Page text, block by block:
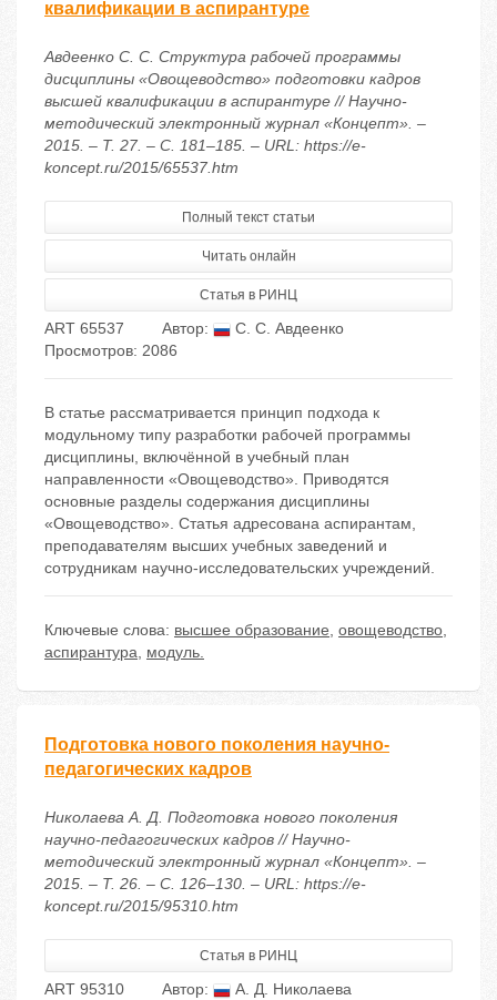
квалификации в аспирантуре
Авдеенко С. С. Структура рабочей программы
дисциплины «Овощеводство» подготовки кадров
высшей квалификации в аспирантуре // Научно-
методический электронный журнал «Концепт». –
2015. – Т. 27. – С. 181–185. – URL: https://e-
koncept.ru/2015/65537.htm
Полный текст статьи
Читать онлайн
Статья в РИНЦ
ART 65537 Автор:
С. С. Авдеенко
Просмотров: 2086
В статье рассматривается принцип подхода к
модульному типу разработки рабочей программы
дисциплины, включённой в учебный план
направленности «Овощеводство». Приводятся
основные разделы содержания дисциплины
«Овощеводство». Статья адресована аспирантам,
преподавателям высших учебных заведений и
сотрудникам научно-исследовательских учреждений.
Ключевые слова: высшее образование, овощеводство,
аспирантура, модуль.
Подготовка нового поколения научно-
педагогических кадров
Николаева А. Д. Подготовка нового поколения
научно-педагогических кадров // Научно-
методический электронный журнал «Концепт». –
2015. – Т. 26. – С. 126–130. – URL: https://e-
koncept.ru/2015/95310.htm
Статья в РИНЦ
ART 95310 Автор:
А. Д. Николаева